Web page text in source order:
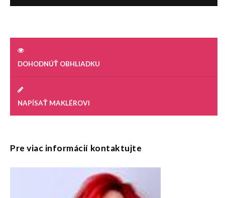
DOHODNÚŤ OBHLIADKU
NAPÍSAŤ MAKLÉROVI
Pre viac informácií kontaktujte